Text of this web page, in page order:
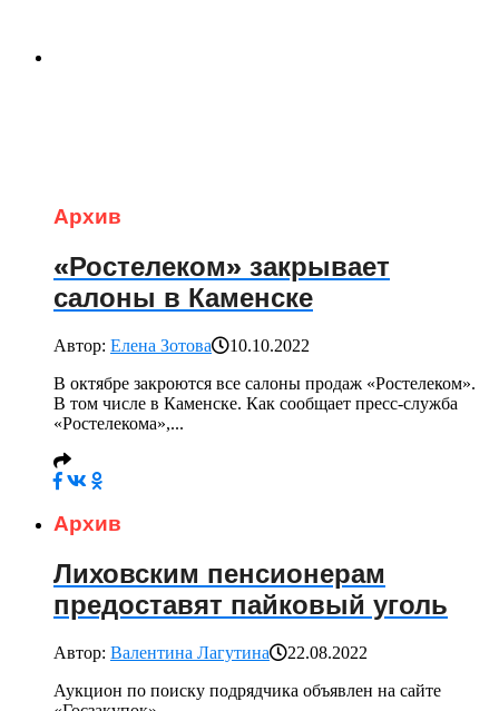
Архив
«Ростелеком» закрывает
салоны в Каменске
Автор: Елена Зотова
10.10.2022
В октябре закроются все салоны продаж «Ростелеком».
В том числе в Каменске. Как сообщает пресс-служба
«Ростелекома»,...
Архив
Лиховским пенсионерам
предоставят пайковый уголь
Автор: Валентина Лагутина
22.08.2022
Аукцион по поиску подрядчика объявлен на сайте